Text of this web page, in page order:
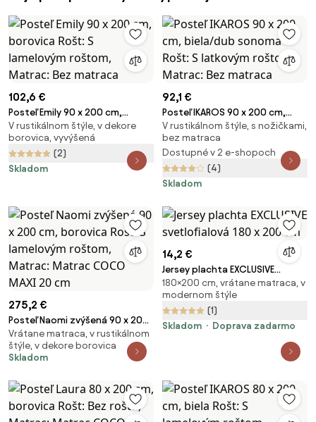
102,6 €
Posteľ Emily 90 x 200 cm,
borovica Rošt: S lamelovým
roštom, Matrac: Bez matraca
V rustikálnom štýle, v dekore
borovica, vyvýšená
(2)
Skladom
92,1 €
Posteľ IKAROS 90 x 200 cm,
biela/dub sonoma Rošt: S
latkovým roštom, Matrac: Bez
matraca
V rustikálnom štýle, s nožičkami,
bez matraca
Dostupné v 2 e-shopoch
(4)
Skladom
275,2 €
Posteľ Naomi zvýšená 90 x 200
cm, borovica Rošt: S lamelovým
roštom, Matrac: Matrac
COCO MAXI 20 cm
Vrátane matraca, v rustikálnom
štýle, v dekore borovica
Skladom
14,2 €
Jersey plachta EXCLUSIVE
svetlofialová 180 x 200 cm
180×200 cm, vrátane matraca, v
modernom štýle
(1)
Skladom
Doprava zadarmo